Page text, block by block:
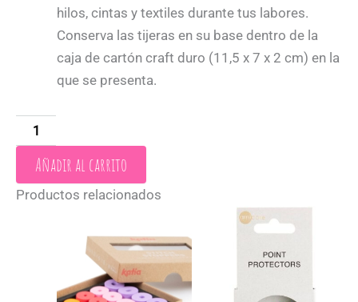
hilos, cintas y textiles durante tus labores.
Conserva las tijeras en su base dentro de la
caja de cartón craft duro (11,5 x 7 x 2 cm) en la
que se presenta.
Añadir al carrito
Productos relacionados